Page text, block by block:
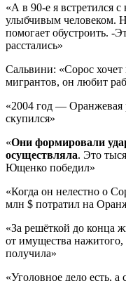
«А в 90-е я встретился
улыбчивым человеком.
помогает обустроить. -
расстались»
Сальвини: «Сорос хочет
мигрантов, он любит
«2004 год — Оранжевая
скупился»
«Они формировали
осуществляла. Это
Ющенко победил»
«Когда он нелестно о
млн $ потратил на
«За решёткой до конца
от имущества
получила»
«Уголовное дело есть, а